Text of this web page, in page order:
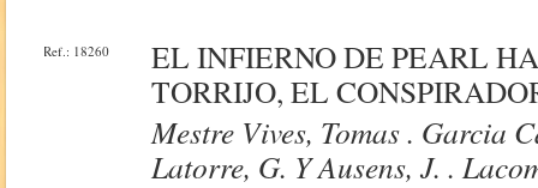
Ref.: 18260
EL INFIERNO DE PEARL
TORRIJO, EL
Mestre Vives, Tomas . Garcia
Latorre, G. Y Ausens, J. .